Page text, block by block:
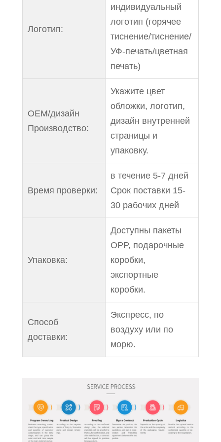
Логотип:
индивидуальный
логотип (горячее
тиснение/тиснение/
УФ-печать/цветная
печать)
OEM/дизайн
Производство:
Укажите цвет
обложки, логотип,
дизайн внутренней
страницы и
упаковку.
Время проверки:
в течение 5-7 дней
Срок поставки 15-
30 рабочих дней
Упаковка:
Доступны пакеты
OPP, подарочные
коробки,
экспортные
коробки.
Способ
доставки:
Экспресс, по
воздуху или по
морю.